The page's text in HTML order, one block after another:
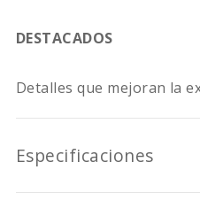
DESTACADOS
Detalles que mejoran la
Especificaciones